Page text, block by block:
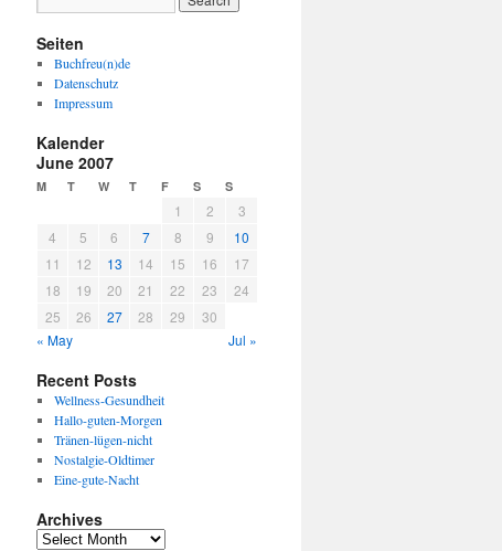
Seiten
Buchfreu(n)de
Datenschutz
Impressum
Kalender
June 2007
M T W T F S S
1 2
3
4
5 6 7 8 9
10
11
12 13 14 15 16
17
18
19 20 21 22 23
24
25
26 27 28 29
30
« May
Jul »
Recent Posts
Wellness-Gesundheit
Hallo-guten-Morgen
Tränen-lügen-nicht
Nostalgie-Oldtimer
Eine-gute-Nacht
Archives
A